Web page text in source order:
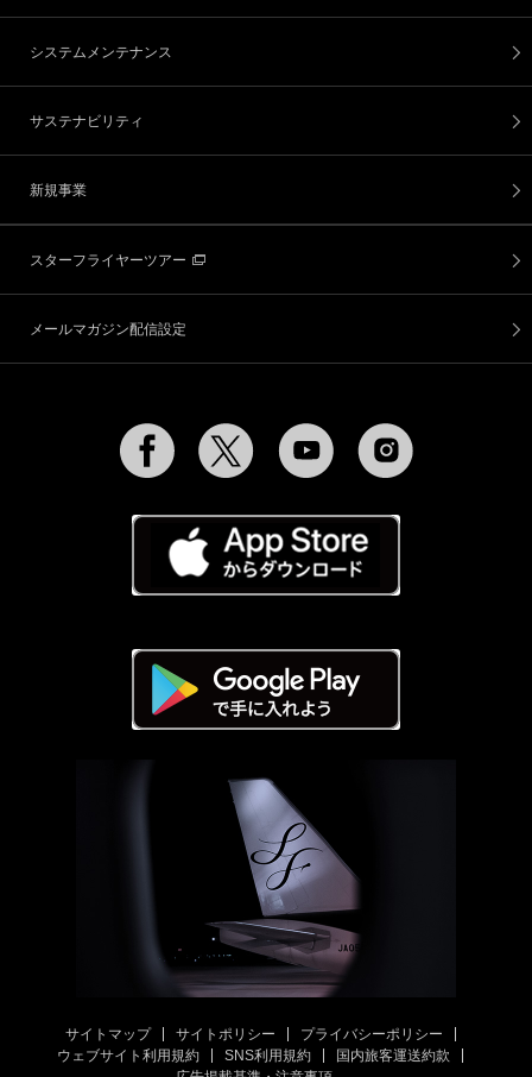
システムメンテナンス
サステナビリティ
新規事業
スターフライヤーツアー
メールマガジン配信設定
Facebook Twitter YouTube Instagram
サイトマップ サイトポリシー
プライバシーポリシー
ウェブサイト利用規約
SNS利用規約
国内旅客運送約款